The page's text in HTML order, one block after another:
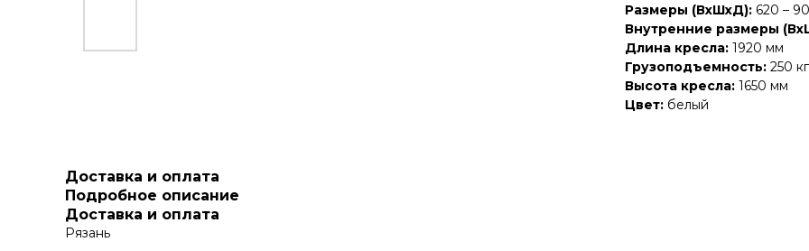
Размеры (ВхШхД): 620 –
Внутренние размеры
Длина кресла: 1920 мм
Грузоподъемность: 250 кг
Высота кресла: 1650 мм
Цвет: белый
Доставка и оплата
Подробное описание
Доставка и оплата
Рязань